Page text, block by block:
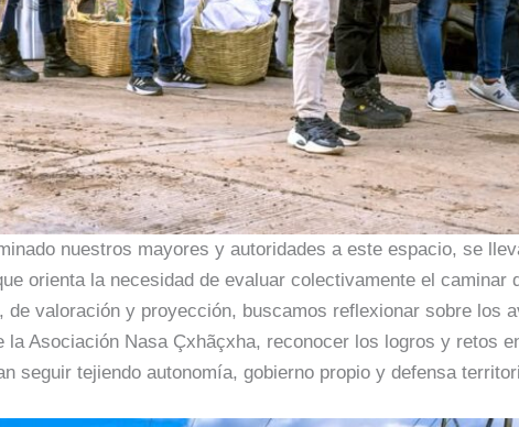
nuestros mayores y autoridades a este espacio, se
orienta la necesidad de evaluar colectivamente el caminar
valoración y proyección, buscamos reflexionar sobre los
la Asociación Nasa Çxhãçxha, reconocer los logros y retos
seguir tejiendo autonomía, gobierno propio y defensa